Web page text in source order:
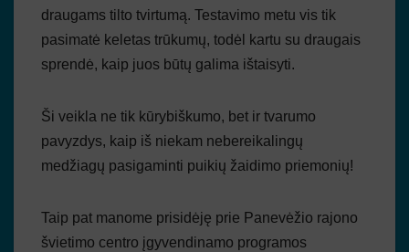
draugams tilto tvirtumą. Testavimo metu vis tik
pasimatė keletas trūkumų, todėl kartu su draugais
sprendė, kaip juos būtų galima ištaisyti.
Ši veikla ne tik kūrybiškumo, bet ir tvarumo
pavyzdys, kaip iš niekam nebereikalingų
medžiagų pasigaminti puikių žaidimo priemonių!
Taip pat manome prisidėję prie Panevėžio rajono
švietimo centro įgyvendinamo programos